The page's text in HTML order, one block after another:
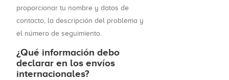
proporcionar tu nombre y datos de
contacto, la descripción del problema y
el número de seguimiento.
¿Qué información debo
declarar en los envíos
internacionales?